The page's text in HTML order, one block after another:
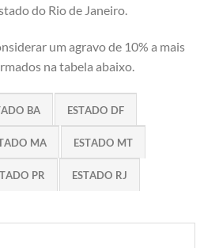
do Rio de Janeiro.
um agravo de 10% a mais
na tabela abaixo.
BA ESTADO DF
MA ESTADO MT
PR ESTADO RJ